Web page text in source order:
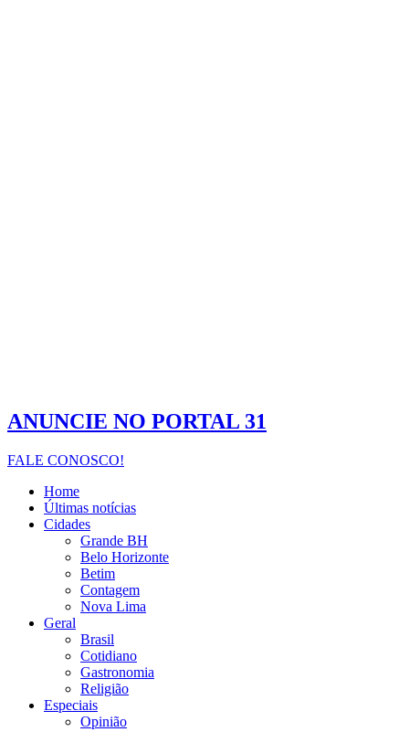
ANUNCIE NO PORTAL 31
FALE CONOSCO!
Home
Últimas notícias
Cidades
Grande BH
Belo Horizonte
Betim
Contagem
Nova Lima
Geral
Brasil
Cotidiano
Gastronomia
Religião
Especiais
Opinião